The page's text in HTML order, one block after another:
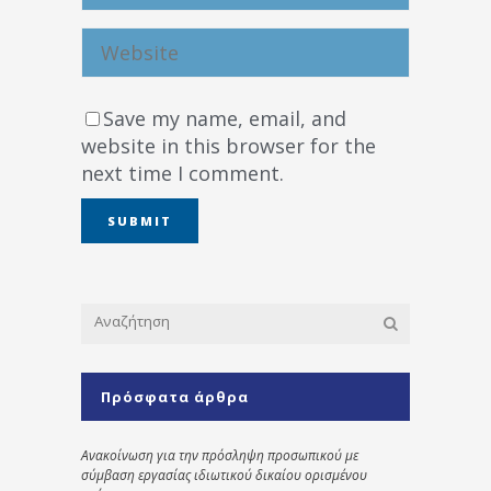
Save my name, email, and
website in this browser for the
next time I comment.
Πρόσφατα άρθρα
Ανακοίνωση για την πρόσληψη προσωπικού με
σύμβαση εργασίας ιδιωτικού δικαίου ορισμένου